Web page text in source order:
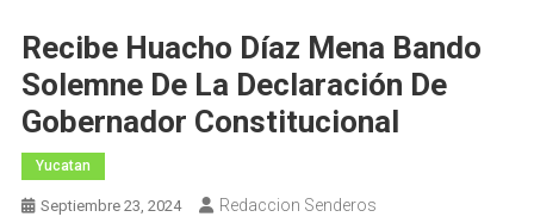
Recibe Huacho Díaz Mena Bando
Solemne De La Declaración De
Gobernador Constitucional
Yucatan
Septiembre 23, 2024 Redaccion Senderos